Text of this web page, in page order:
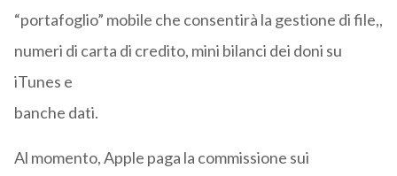
“portafoglio” mobile che consentirà la gestione di file,,
numeri di carta di credito, mini bilanci dei doni su
iTunes e
banche dati.
Al momento, Apple paga la commissione sui